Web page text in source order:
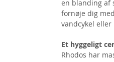
en blanding af
fornøje dig
vandcykel eller
Et hyggeligt
Rhodos har